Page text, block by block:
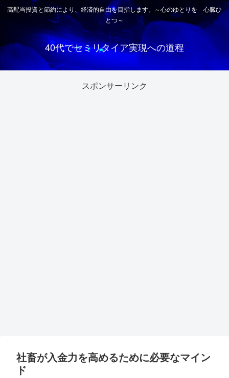
高配当投資と節約により、経済的自由を目指します。～心のゆとりを 心臓ひ
とつ～
40代でセミリタイア実現への道程
スポンサーリンク
社畜が入金力を高めるために必要なマイン
ド